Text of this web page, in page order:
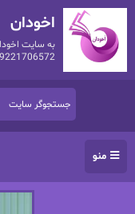
اخودان
به سایت
منو